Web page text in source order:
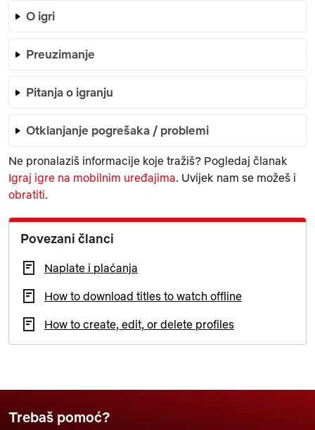
O igri
Preuzimanje
Pitanja o igranju
Otklanjanje pogrešaka / problemi
Ne pronalaziš informacije koje tražiš? Pogledaj članak
Igraj igre na mobilnim uređajima. Uvijek nam se možeš i
obratiti.
Povezani članci
Naplate i plaćanja
How to download titles to watch offline
How to create, edit, or delete profiles
Trebaš pomoć?